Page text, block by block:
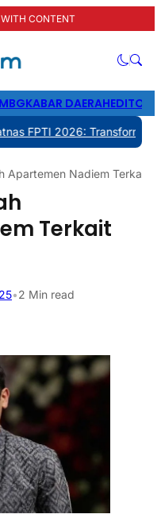
CONTENT
KABAR DAERAH
Transformasi
Apartemen Nadiem Terkait
Terkait
•2 Min read